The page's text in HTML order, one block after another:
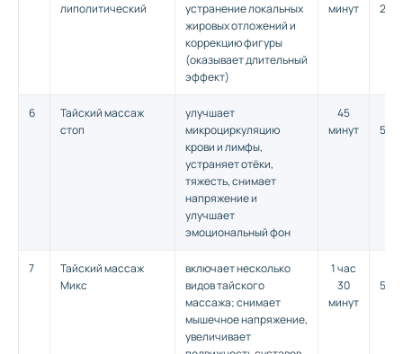
липолитический
устранение локальных
жировых отложений и
коррекцию фигуры
(оказывает длительный
эффект)
минут
6
Тайский массаж
стоп
улучшает
микроциркуляцию
крови и лимфы,
устраняет отёки,
тяжесть, снимает
напряжение и
улучшает
эмоциональный фон
45
минут
7
Тайский массаж
Микс
включает несколько
видов тайского
массажа; снимает
мышечное напряжение,
увеличивает
1 час
30
минут